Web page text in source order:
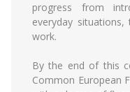
progress from
everyday
work.
By the end of this
Common European